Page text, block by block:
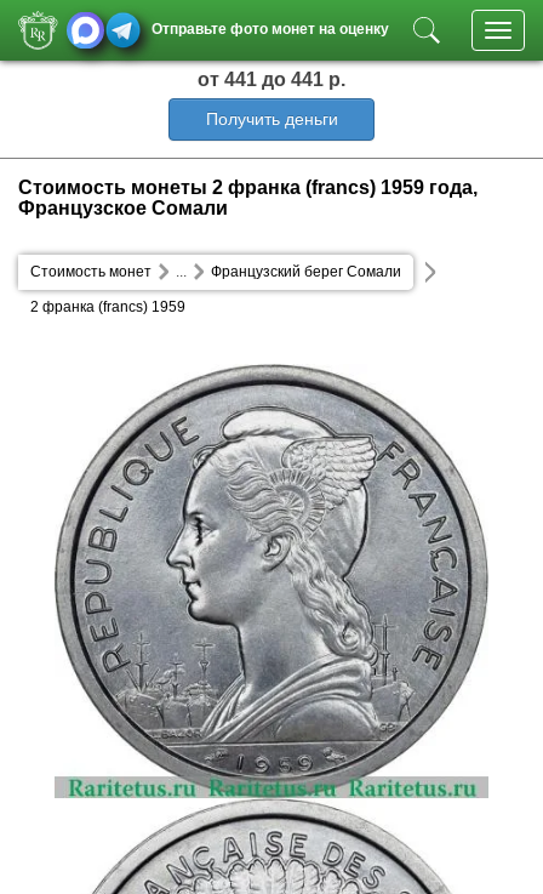
Отправьте фото монет на оценку
от 441 до 441 р.
Получить деньги
Стоимость монеты 2 франка (francs) 1959 года,
Французское Сомали
Стоимость монет Французский берег Сомали
...
2 франка (francs) 1959